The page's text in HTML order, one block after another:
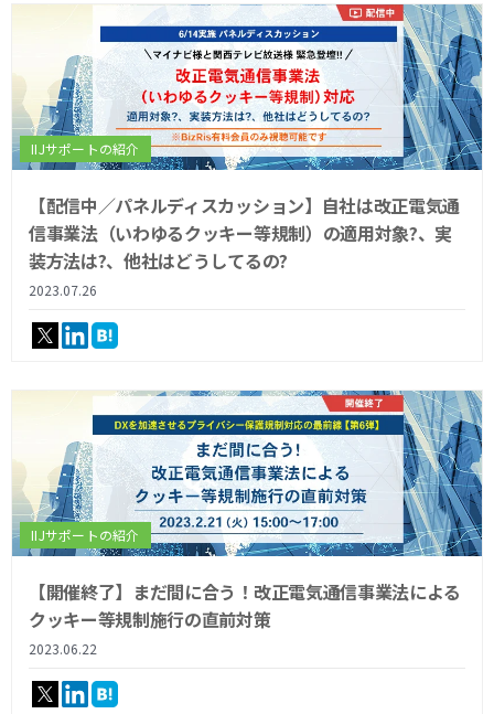
IIJサポートの紹介
【配信中／パネルディスカッション】自社は改正電気通
信事業法（いわゆるクッキー等規制）の適用対象?、実
装方法は?、他社はどうしてるの?
2023.07.26
IIJサポートの紹介
【開催終了】まだ間に合う！改正電気通信事業法による
クッキー等規制施行の直前対策
2023.06.22